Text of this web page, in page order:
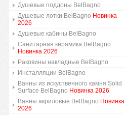
Душевые поддоны BelBagno
Душевые лотки BelBagno Новинка
2026
Душевые кабины BelBagno
Санитарная керамика BelBagno
Новинка 2026
Раковины накладные BelBagno
Инсталляции BelBagno
Ванны из искуственного камня Solid
Surface BelBagno Новинка 2026
Ванны акриловые BelBagno Новинка
2026